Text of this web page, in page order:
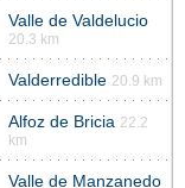
Valle de Valdelucio
20.3 km
Valderredible 20.9 km
Alfoz de Bricia 22.2
km
Valle de Manzanedo